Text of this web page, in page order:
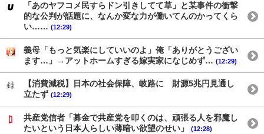
「あのヤフコメ民すらドン引きしてて草」と某事件の衝撃
的な公判が話題に、なんか変な力が働いてんのかってくら
い…… (12:29)
義母「もっと気楽にしていいのよ」俺「ありがとうござい
ます…」→アットホームすぎる嫁実家になじめず… (12:29)
【消費減税】日本の社会保障、岐路に 財源5兆円見通し
立たず (12:29)
共産党信者「募金で共産党を叩くのは、頑張る人を邪魔し
たいという日本人らしい薄暗い欲望のせい」
(12:28)